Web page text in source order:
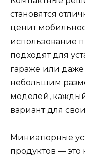
становятся
ценит
использование
подходят для
гараже или даже
небольшим
моделей,
вариант для
Миниатюрные
продуктов —